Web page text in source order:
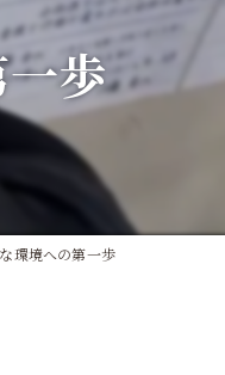
歩
環境への第一歩